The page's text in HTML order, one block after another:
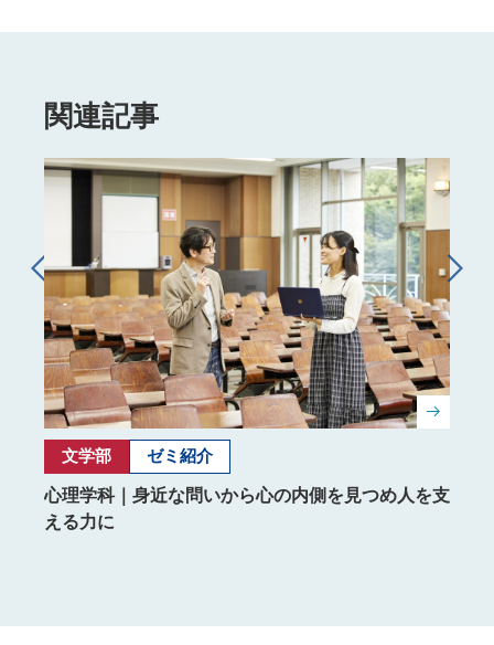
関連記事
文学部 ゼミ紹介
心理学科｜身近な問いから心の内側を見つめ人を支
える力に